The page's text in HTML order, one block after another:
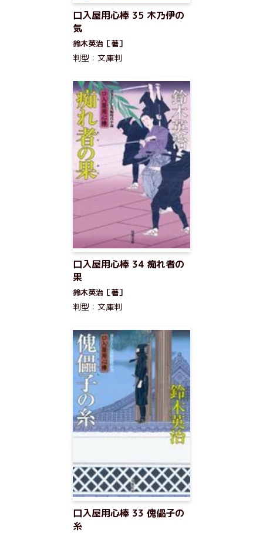
口入屋用心棒 35 木乃伊の
気
鈴木英治［著］
判型：文庫判
口入屋用心棒 34 痴れ者の
果
鈴木英治［著］
判型：文庫判
口入屋用心棒 33 傀儡子の
糸